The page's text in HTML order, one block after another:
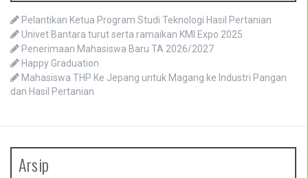
Pelantikan Ketua Program Studi Teknologi Hasil Pertanian
Univet Bantara turut serta ramaikan KMI Expo 2025
Penerimaan Mahasiswa Baru TA 2026/2027
Happy Graduation
Mahasiswa THP Ke Jepang untuk Magang ke Industri Pangan
dan Hasil Pertanian
Arsip